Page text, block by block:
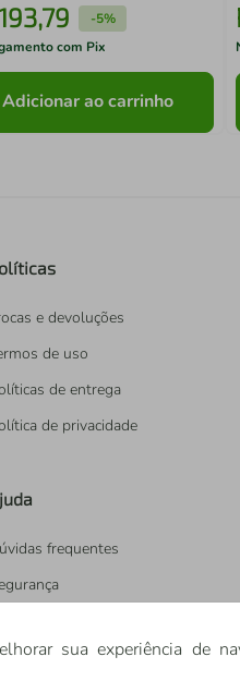
,79 -5%
com Pix
Adicionar ao carrinho
e devoluções
de uso
de entrega
de privacidade
frequentes
sua experiência de